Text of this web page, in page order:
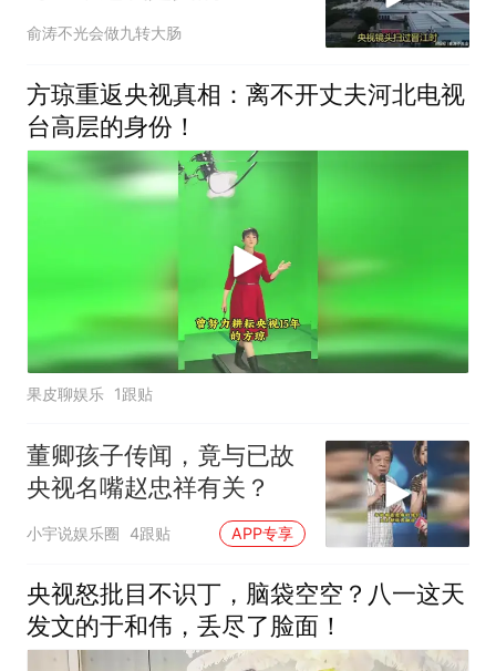
都服气了！
俞涛不光会做九转大肠
方琼重返央视真相：离不开丈夫河北电视
台高层的身份！
果皮聊娱乐 1跟贴
董卿孩子传闻，竟与已故
央视名嘴赵忠祥有关？
小宇说娱乐圈 4跟贴 APP专享
央视怒批目不识丁，脑袋空空？八一这天
发文的于和伟，丢尽了脸面！